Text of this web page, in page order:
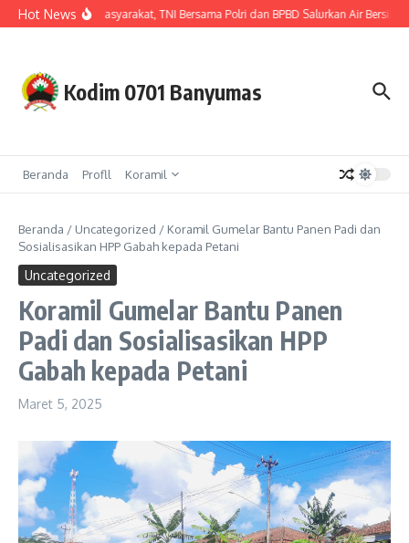
Lewati ke konten
Hot News
Hadir untuk Masyarakat, TNI Bersama Polri dan BPBD Salurkan Air Bersih
Kodim 0701 Banyumas
Beranda Profll Koramil
Beranda / Uncategorized / Koramil Gumelar Bantu Panen Padi dan
Sosialisasikan HPP Gabah kepada Petani
Uncategorized
Koramil Gumelar Bantu Panen
Padi dan Sosialisasikan HPP
Gabah kepada Petani
Maret 5, 2025